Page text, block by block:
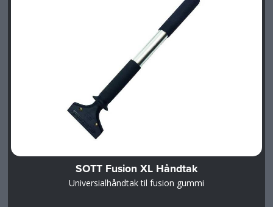
SOTT Fusion XL Håndtak
Universialhåndtak til fusion gummi